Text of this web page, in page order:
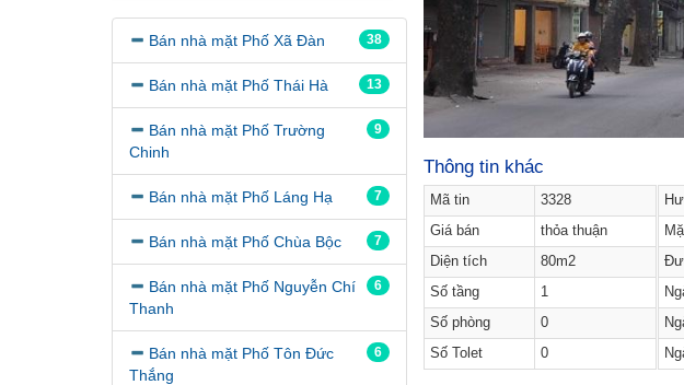
38
Bán nhà mặt Phố Xã Đàn
13
Bán nhà mặt Phố Thái Hà
9
Bán nhà mặt Phố Trường
Chinh
7
Bán nhà mặt Phố Láng Hạ
7
Bán nhà mặt Phố Chùa Bộc
6
Bán nhà mặt Phố Nguyễn Chí
Thanh
6
Bán nhà mặt Phố Tôn Đức
Thắng
Thông tin khác
Mã tin
3328
Giá bán
thỏa thuận
Diện tích
80m2
Số tầng
1
Số phòng
0
Số Tolet
0